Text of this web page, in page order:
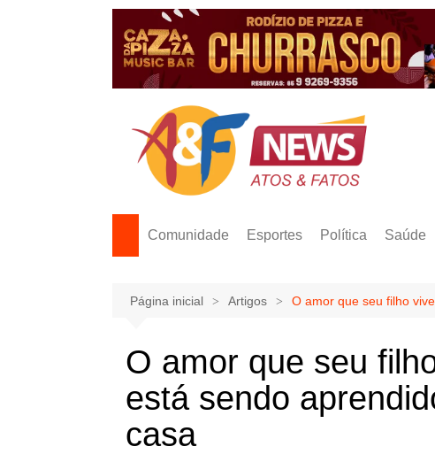
Comunidade Esportes Política Saúde
Página inicial Artigos O amor que seu filho
O amor que seu
está sendo
casa